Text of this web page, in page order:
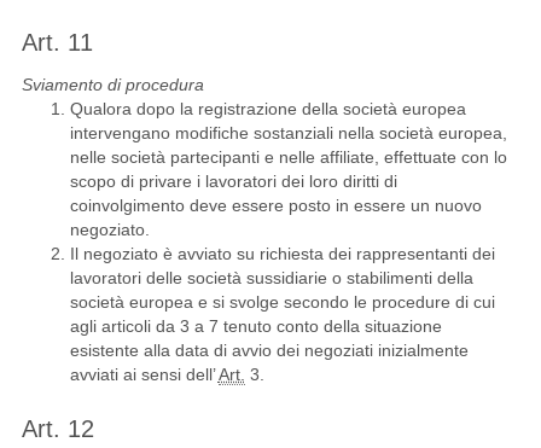
Art. 11
Sviamento di procedura
Qualora dopo la registrazione della società europea
intervengano modifiche sostanziali nella società europea,
nelle società partecipanti e nelle affiliate, effettuate con lo
scopo di privare i lavoratori dei loro diritti di
coinvolgimento deve essere posto in essere un nuovo
negoziato.
Il negoziato è avviato su richiesta dei rappresentanti dei
lavoratori delle società sussidiarie o stabilimenti della
società europea e si svolge secondo le procedure di cui
agli articoli da 3 a 7 tenuto conto della situazione
esistente alla data di avvio dei negoziati inizialmente
avviati ai sensi dell’Art. 3.
Art. 12